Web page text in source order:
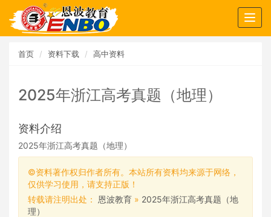
首页 资料下载 高中资料
2025年浙江高考真题（地理）
资料介绍
2025年浙江高考真题（地理）
©资料著作权归作者所有。本站所有资料均来源于网络，
仅供学习使用，请支持正版！
转载请注明出处： 恩波教育 » 2025年浙江高考真题（地
理）